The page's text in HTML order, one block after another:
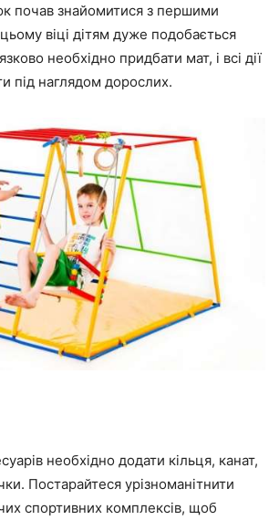
почав знайомитися з першими
віці дітям дуже подобається
необхідно придбати мат, і всі дії
під наглядом дорослих.
необхідно додати кільця, канат,
Постарайтеся урізноманітнити
спортивних комплексів, щоб